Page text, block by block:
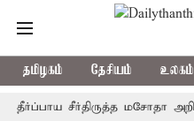
தமிழகம் தேசியம் உலகம்
சீர்திருத்த மசோதா அறிமுகம்